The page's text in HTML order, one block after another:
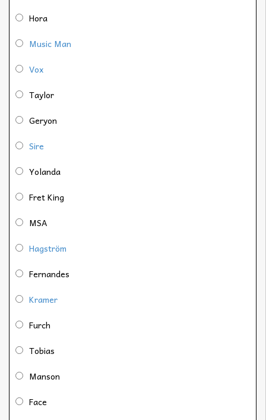
Hora
Music Man
Vox
Taylor
Geryon
Sire
Yolanda
Fret King
MSA
Hagström
Fernandes
Kramer
Furch
Tobias
Manson
Face